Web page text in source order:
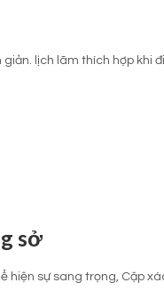
lịch lãm thích hợp khi
sở
hiện sự sang trọng, Cặp